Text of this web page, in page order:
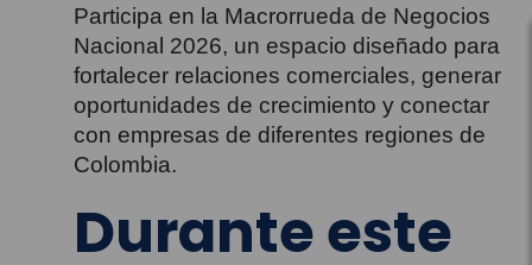
Participa en la Macrorrueda de Negocios
Nacional 2026, un espacio diseñado para
fortalecer relaciones comerciales, generar
oportunidades de crecimiento y conectar
con empresas de diferentes regiones de
Colombia.
Durante este